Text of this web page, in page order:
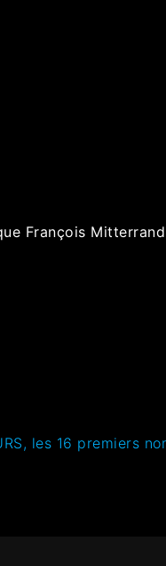
François
les 16 premiers